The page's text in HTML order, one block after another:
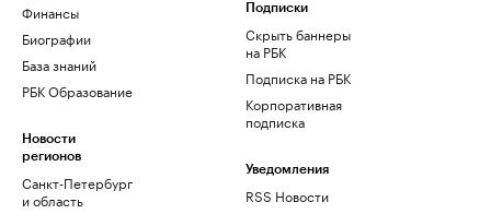
Финансы
Биографии
База знаний
РБК Образование
Новости
регионов
Санкт-Петербург
и область
Подписки
Скрыть баннеры
на РБК
Подписка на РБК
Корпоративная
подписка
Уведомления
RSS Новости